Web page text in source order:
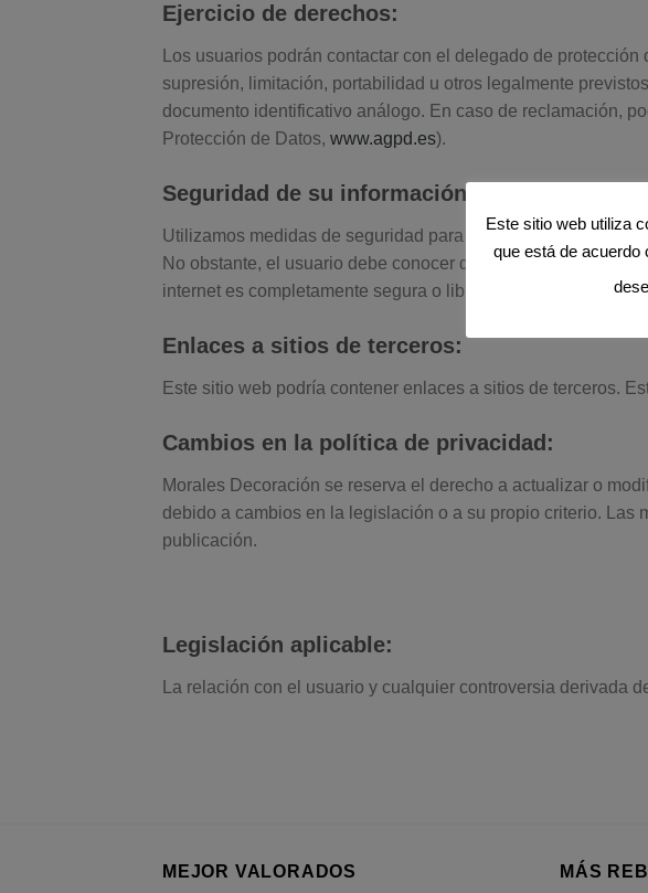
Ejercicio de derechos:
Los usuarios podrán contactar con el delegado de
supresión, limitación, portabilidad u otros legalmente
documento identificativo análogo. En caso de reclamación,
Protección de Datos, www.agpd.es).
Seguridad de su información personal:
Utilizamos medidas de seguridad para proteger sus datos
No obstante, el usuario debe conocer que las medidas de
internet es completamente segura o libre de errores, en
Enlaces a sitios de terceros:
Este sitio web podría contener enlaces a sitios de terceros.
Cambios en la política de privacidad:
Morales Decoración se reserva el derecho a actualizar o
debido a cambios en la legislación o a su propio criterio.
publicación.
Legislación aplicable:
La relación con el usuario y cualquier controversia derivada
MEJOR VALORADOS MÁS
Este sitio web utiliza
que está de acuerdo